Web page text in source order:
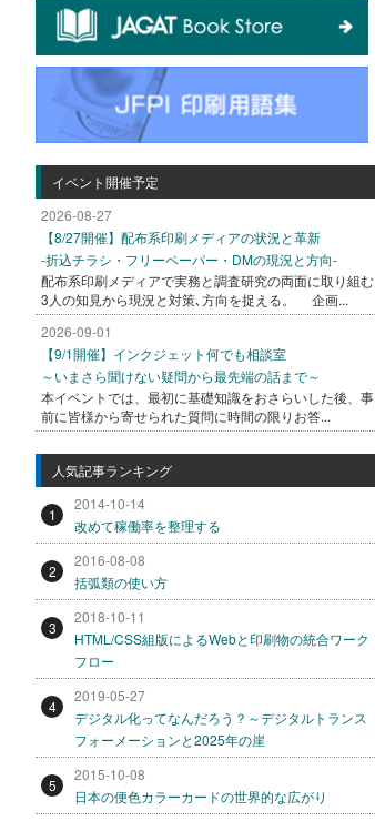
イベント開催予定
2026-08-27
【8/27開催】配布系印刷メディアの状況と革新
-折込チラシ・フリーペーパー・DMの現況と方向-
配布系印刷メディアで実務と調査研究の両面に取り組む
3人の知見から現況と対策､方向を捉える。 企画...
2026-09-01
【9/1開催】インクジェット何でも相談室
～いまさら聞けない疑問から最先端の話まで～
本イベントでは、最初に基礎知識をおさらいした後、事
前に皆様から寄せられた質問に時間の限りお答...
人気記事ランキング
1
2014-10-14
改めて稼働率を整理する
2
2016-08-08
括弧類の使い方
3
2018-10-11
HTML/CSS組版によるWebと印刷物の統合ワーク
フロー
4
2019-05-27
デジタル化ってなんだろう？～デジタルトランス
フォーメーションと2025年の崖
5
2015-10-08
日本の便色カラーカードの世界的な広がり